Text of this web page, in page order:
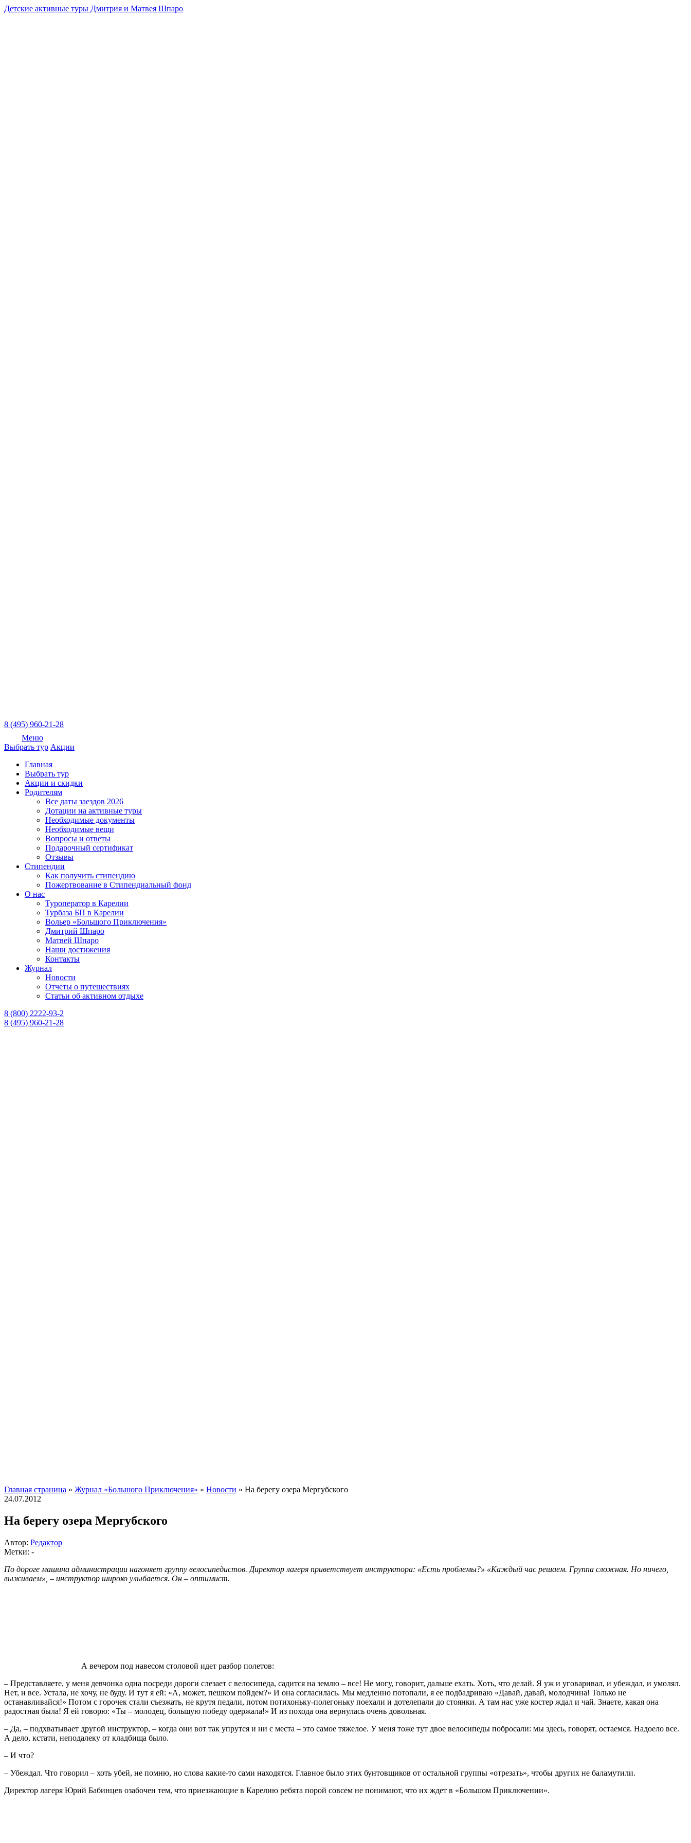
Детские активные туры Дмитрия и Матвея Шпаро
8 (495) 960-21-28
Меню
Выбрать тур Акции
Главная
Выбрать тур
Акции и скидки
Родителям
Все даты заездов 2026
Дотации на активные туры
Необходимые документы
Необходимые вещи
Вопросы и ответы
Подарочный сертификат
Отзывы
Стипендии
Как получить стипендию
Пожертвование в Стипендиальный фонд
О нас
Туроператор в Карелии
Турбаза БП в Карелии
Вольер «Большого Приключения»
Дмитрий Шпаро
Матвей Шпаро
Наши достижения
Контакты
Журнал
Новости
Отчеты о путешествиях
Статьи об активном отдыхе
8 (800) 2222-93-2
8 (495) 960-21-28
Главная страница » Журнал «Большого Приключения» » Новости » На берегу озера Мергубского
24.07.2012
На берегу озера Мергубского
Автор: Редактор
Метки: -
По дороге машина администрации нагоняет группу велосипедистов. Директор лагеря приветствует инструктора: «Есть проблемы?» «Каждый час решаем. Группа сложная. Но ничего,
выживаем», – инструктор широко улыбается. Он – оптимист.
А вечером под навесом столовой идет разбор полетов:
– Представляете, у меня девчонка одна посреди дороги слезает с велосипеда, садится на землю – все! Не могу, говорит, дальше ехать. Хоть, что делай. Я уж и уговаривал, и убеждал, и умолял.
Нет, и все. Устала, не хочу, не буду. И тут я ей: «А, может, пешком пойдем?» И она согласилась. Мы медленно потопали, я ее подбадриваю «Давай, давай, молодчина! Только не
останавливайся!» Потом с горочек стали съезжать, не крутя педали, потом потихоньку-полегоньку поехали и дотелепали до стоянки. А там нас уже костер ждал и чай. Знаете, какая она
радостная была! Я ей говорю: «Ты – молодец, большую победу одержала!» И из похода она вернулась очень довольная.
– Да, – подхватывает другой инструктор, – когда они вот так упрутся и ни с места – это самое тяжелое. У меня тоже тут двое велосипеды побросали: мы здесь, говорят, остаемся. Надоело все.
А дело, кстати, неподалеку от кладбища было.
– И что?
– Убеждал. Что говорил – хоть убей, не помню, но слова какие-то сами находятся. Главное было этих бунтовщиков от остальной группы «отрезать», чтобы других не баламутили.
Директор лагеря Юрий Бабинцев озабочен тем, что приезжающие в Карелию ребята порой совсем не понимают, что их ждет в «Большом Приключении».